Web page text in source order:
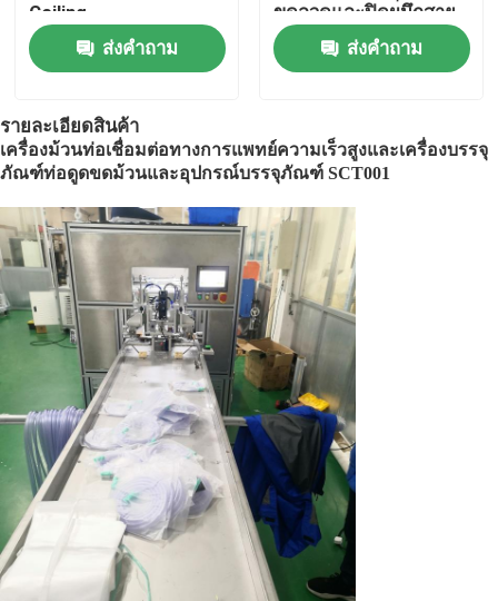
เครื่องทำถุงแพทย์
การผลิตเมมเบรน
เครื่องทำลังพลาสติก
เครื่องผลิต Cannula
อุปกรณ์การผลิตเมมเบรน
เครื่องประกอบ Cannula IV
เครื่องบรรจุขดท่อทางการแพทย์
Coiling
ส่งคำถาม
ขดลวดและปิดผนึกสาย
สวนจมูกอัตโนมัติ
ส่งคำถาม
รายละเอียดสินค้า
เครื่องม้วนท่อเชื่อมต่อทางการแพทย์ความเร็วสูงและเครื่องบรรจุ
ภัณฑ์ท่อดูดขดม้วนและอุปกรณ์บรรจุภัณฑ์ SCT001